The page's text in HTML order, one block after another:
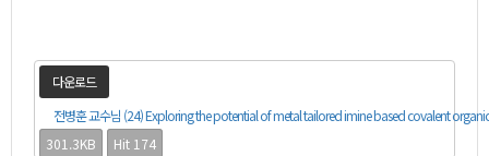
다운로드
전병훈 교수님 (24) Exploring the potential of metal tailored imine based covalent
301.3KB
Hit 174